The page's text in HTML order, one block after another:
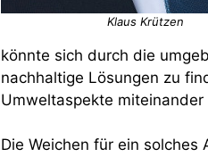
Klaus Krützen
könnte sich durch die
nachhaltige Lösungen zu
Umweltaspekte
Die Weichen für ein